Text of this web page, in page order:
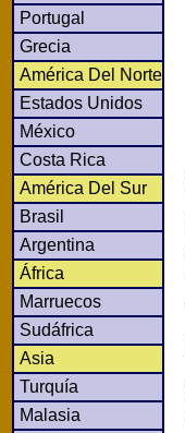
Portugal
Grecia
América Del Norte
Estados Unidos
México
Costa Rica
América Del Sur
Brasil
Argentina
África
Marruecos
Sudáfrica
Asia
Turquía
Malasia